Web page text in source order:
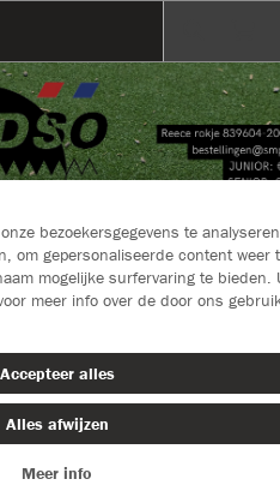
van dso
Nieuw
bezoekersgegevens te
om gepersonaliseerde content weer
mogelijke surfervaring te bieden.
meer info over de door ons
Accepteer alles
Alles afwijzen
Meer info